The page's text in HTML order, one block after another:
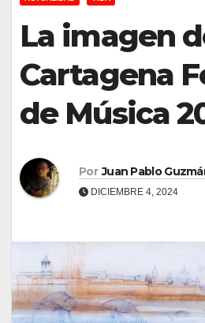
La imagen
Cartagena
de Música
Por Juan Pablo
DICIEMBRE 4, 2024